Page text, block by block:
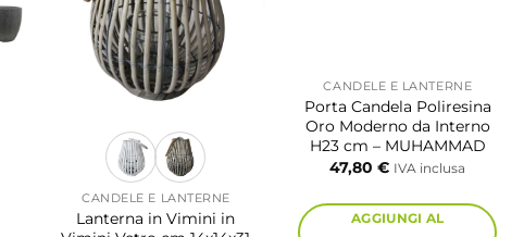
CANDELE E LANTERNE
Lanterna in Vimini in
CANDELE E LANTERNE
Porta Candela Poliresina
Oro Moderno da Interno
H23 cm – MUHAMMAD
47,80€ IVA inclusa
AGGIUNGI AL